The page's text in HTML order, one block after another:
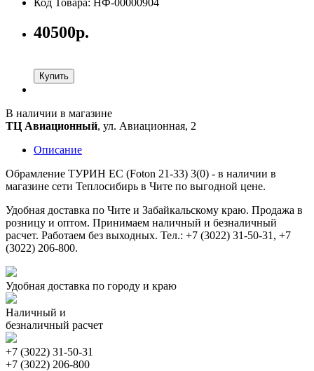
40500р.
Купить
В наличии в магазине
ТЦ Авиационный, ул. Авиационная, 2
Описание
Обрамление ТУРИН ЕС (Foton 21-33) 3(0) - в наличии в
магазине сети Теплосибирь в Чите по выгодной цене.
Удобная доставка по Чите и Забайкальскому краю. Продажа в
розницу и оптом. Принимаем наличный и безналичный
расчет. Работаем без выходных. Тел.: +7 (3022) 31-50-31, +7
(3022) 206-800.
Удобная доставка по городу и краю
Наличный и
безналичный расчет
+7 (3022) 31-50-31
+7 (3022) 206-800